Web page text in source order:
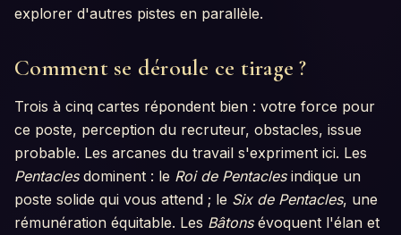
explorer d'autres pistes en parallèle.
Comment se déroule ce tirage ?
Trois à cinq cartes répondent bien : votre force pour
ce poste, perception du recruteur, obstacles, issue
probable. Les arcanes du travail s'expriment ici. Les
Pentaclesdominent : le Roi de Pentaclesindique un
poste solide qui vous attend ; le Six de Pentacles, une
rémunération équitable. Les Bâtonsévoquent l'élan et